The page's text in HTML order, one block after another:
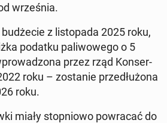
wrze­śnia.
z li­sto­pa­da 2025 roku,
podatku pa­li­wo­we­go o 5
przez rząd Kon­ser­
roku – zo­sta­nie prze­dłu­żo­na
roku.
miały stop­nio­wo po­wra­cać do